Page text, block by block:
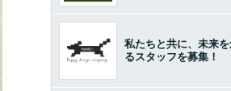
私たちと共に、未来
るスタッフを募集！